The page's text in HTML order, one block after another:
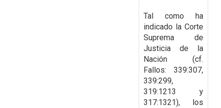
Tal como ha
indicado la Corte
Suprema de
Justicia de la
Nación (cf.
Fallos: 339:307,
339:299,
319:1213 y
317:1321), los